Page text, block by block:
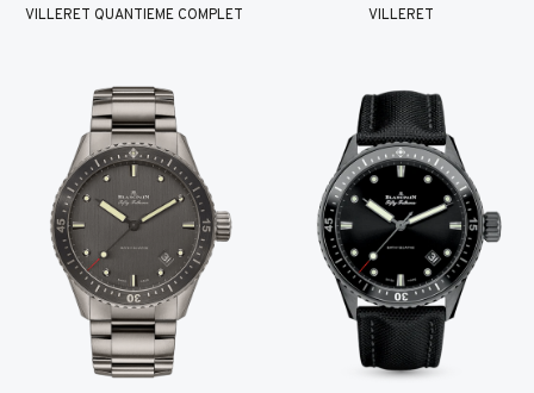
VILLERET QUANTIÈME COMPLET VILLERET